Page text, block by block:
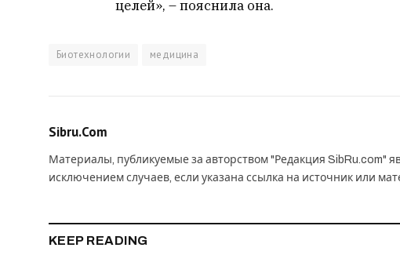
целей», – пояснила она.
Биотехнологии медицина
Sibru.Com
Материалы, публикуемые за авторством "Редакция SibRu.com"
исключением случаев, если указана ссылка на источник или
KEEP READING